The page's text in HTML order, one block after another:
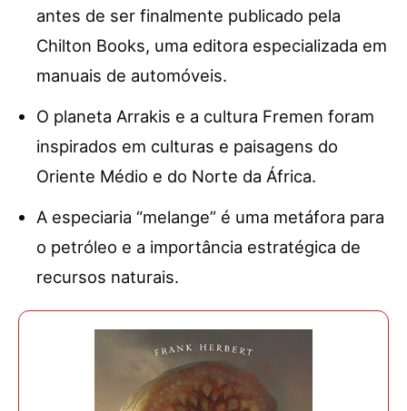
antes de ser finalmente publicado pela
Chilton Books, uma editora especializada em
manuais de automóveis.
O planeta Arrakis e a cultura Fremen foram
inspirados em culturas e paisagens do
Oriente Médio e do Norte da África.
A especiaria “melange” é uma metáfora para
o petróleo e a importância estratégica de
recursos naturais.